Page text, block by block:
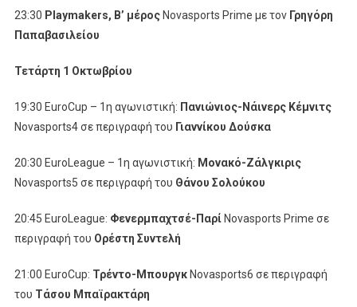
23:30 Playmakers, Β’ μέροςNovasports Prime με τον Γρηγόρη
Παπαβασιλείου
Τετάρτη 1 Οκτωβρίου
19:30 EuroCup – 1η αγωνιστική: Πανιώνιος-Νάινερς Κέμνιτς
Novasports4 σε περιγραφή του Γιαννίκου Δούσκα
20:30 EuroLeague – 1η αγωνιστική: Μονακό-Ζάλγκιρις
Novasports5 σε περιγραφή του Θάνου Σολούκου
20:45 EuroLeague: Φενερμπαχτσέ-ΠαρίNovasports Prime σε
περιγραφή του Ορέστη Συντελή
21:00 EuroCup: Τρέντο-ΜπουργκNovasports6 σε περιγραφή
του Τάσου Μπαϊρακτάρη